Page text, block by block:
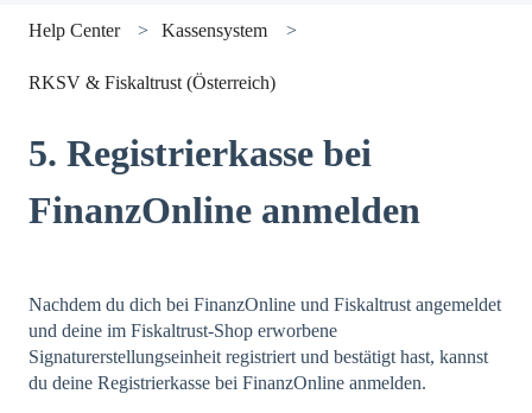
Help Center Kassensystem
RKSV & Fiskaltrust (Österreich)
5. Registrierkasse bei
FinanzOnline anmelden
Nachdem du dich bei FinanzOnline und Fiskaltrust angemeldet
und deine im Fiskaltrust-Shop erworbene
Signaturerstellungseinheit registriert und bestätigt hast, kannst
du deine Registrierkasse bei FinanzOnline anmelden.